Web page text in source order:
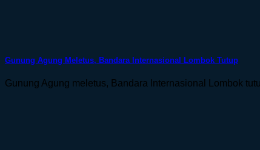
Gunung Agung Meletus, Bandara Internasional Lombok Tutup
Gunung Agung meletus, Bandara Internasional Lombok